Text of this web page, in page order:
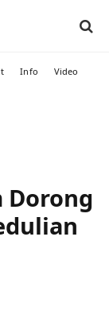
Info Video
Dorong